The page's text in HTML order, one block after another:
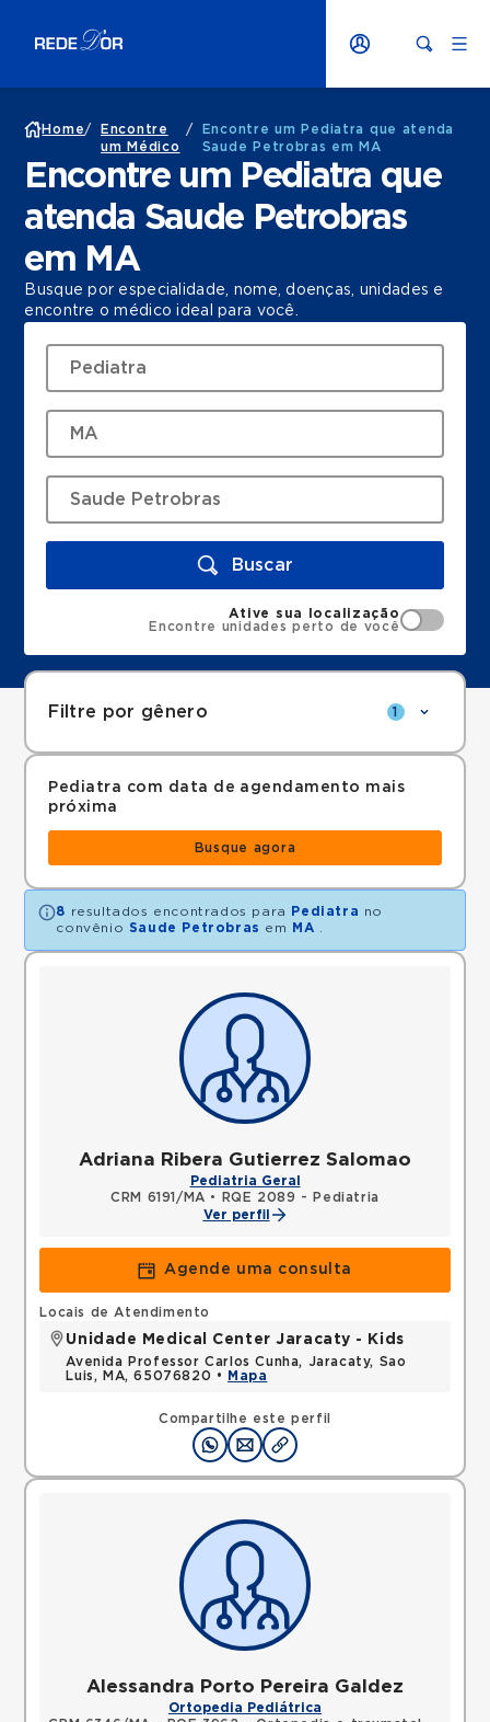
Home/
Encontre
um Médico
/
Encontre um Pediatra que atenda
Saude Petrobras em MA
Encontre um Pediatra que
atenda Saude Petrobras
em MA
Busque por especialidade, nome, doenças, unidades e
encontre o médico ideal para você.
Buscar
Ative sua localização
Encontre unidades perto de você
Filtre por gênero 1
Pediatra com data de agendamento mais
próxima
Busque agora
8 resultados encontrados para Pediatra no
convênio Saude Petrobras em MA
Adriana Ribera Gutierrez Salomao
Pediatria Geral
CRM 6191/MA •
RQE 2089 - Pediatria
Ver perfil
Agende uma consulta
Compartilhe este perfil
Locais de Atendimento
Unidade Medical Center Jaracaty - Kids
Avenida Professor Carlos Cunha, Jaracaty, Sao
Luis, MA, 65076820 •
Mapa
Alessandra Porto Pereira Galdez
Ortopedia Pediátrica